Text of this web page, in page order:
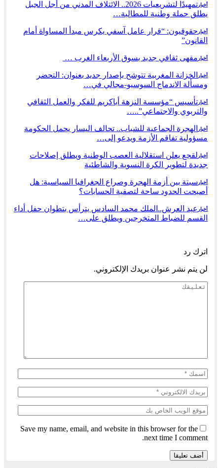
أخبار
تمهيدًا لتشريعيات 2026.. الائتلاف المدني من أجل الجبل
يطلق حملة وطنية للمطالبة…
أخبار حقوقيون: “قرار عامل آسفي يكرس مبدأ المساواة أمام
القانون”
أخبار مقهى ثقافي جديد بسوق الأربعاء الغرب …
أخبار
الخزانة المغربية تتوشح بإصدار جديد بعنوان: التحضر
ومسألة الاندماج السوسيو-مجالي في…
أخبار تأسيس “مؤسسة النزهة أباكريم للفكر والعمل الثقافي
والتربوي والاجتماعي”..…
أخبار
الهجرة الجماعية للشباب.. تحالف اليسار يحمل الحكومة
مسؤولية تفاقم الأزمة ويدعو إلى…
أخبار لقجع يعلن استقلالية العصب الوطنية ويطلق إصلاحات
جديدة لتطوير الكرة النسوية والشاطئية
أخبار سبتة بين أزمة الهجرة وصراع الجغرافيا السياسية: هل
أصبحت الحدود ساحة لتصفية الحسابات؟
أخبار عيد العرش..الملك محمد السادس يترأس بتطوان حفل أداء
القسم للضباط المتخرجين ويطلق على…
اترك رد
لن يتم نشر عنوان بريدك الإلكتروني.
Save my name, email, and website in this browser for the
next time I comment.